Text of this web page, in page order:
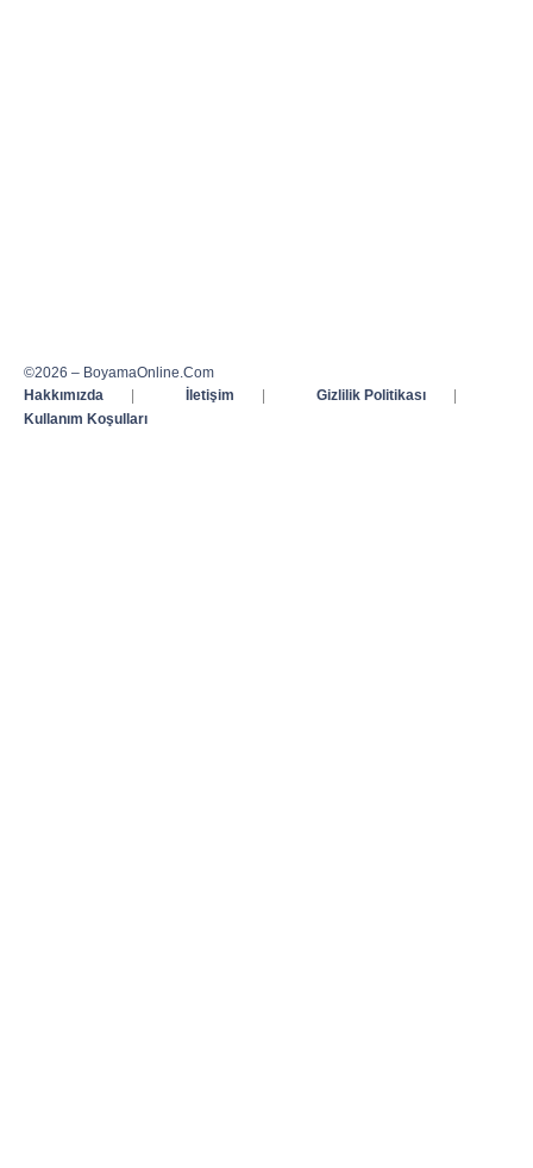
©2026 – BoyamaOnline.Com
Hakkımızda
| İletişim | Gizlilik Politikası
|
Kullanım Koşulları